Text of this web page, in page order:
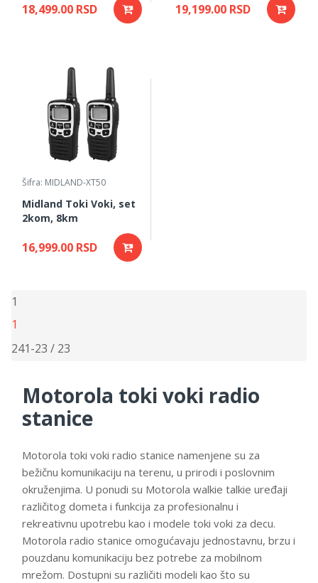
18,499.00 RSD 19,199.00 RSD
Šifra: MIDLAND-XT50
Midland Toki Voki, set
2kom, 8km
16,999.00 RSD
1
1
241-23 / 23
Motorola toki voki radio
stanice
Motorola toki voki radio stanice namenjene su za
bežičnu komunikaciju na terenu, u prirodi i poslovnim
okruženjima. U ponudi su Motorola walkie talkie uređaji
različitog dometa i funkcija za profesionalnu i
rekreativnu upotrebu kao i modele toki voki za decu.
Motorola radio stanice omogućavaju jednostavnu, brzu i
pouzdanu komunikaciju bez potrebe za mobilnom
mrežom. Dostupni su različiti modeli kao što su